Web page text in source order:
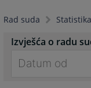
Rad suda
Izvješća o radu